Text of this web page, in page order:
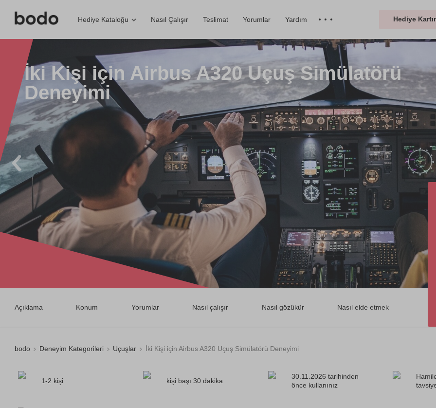
Hediye Kataloğu Nasıl Çalışır Teslimat Yorumlar Yardım Hediye
İki Kişi için Airbus A320 Uçuş Simülatörü
Deneyimi
Açıklama Konum Yorumlar Nasıl çalışır Nasıl gözükür Nasıl elde etmek
bodo Deneyim Kategorileri Uçuşlar İki Kişi için Airbus A320 Uçuş Simülatörü Deneyimi
1-2 kişi kişi başı 30 dakika
30.11.2026 tarihinden
önce kullanınız